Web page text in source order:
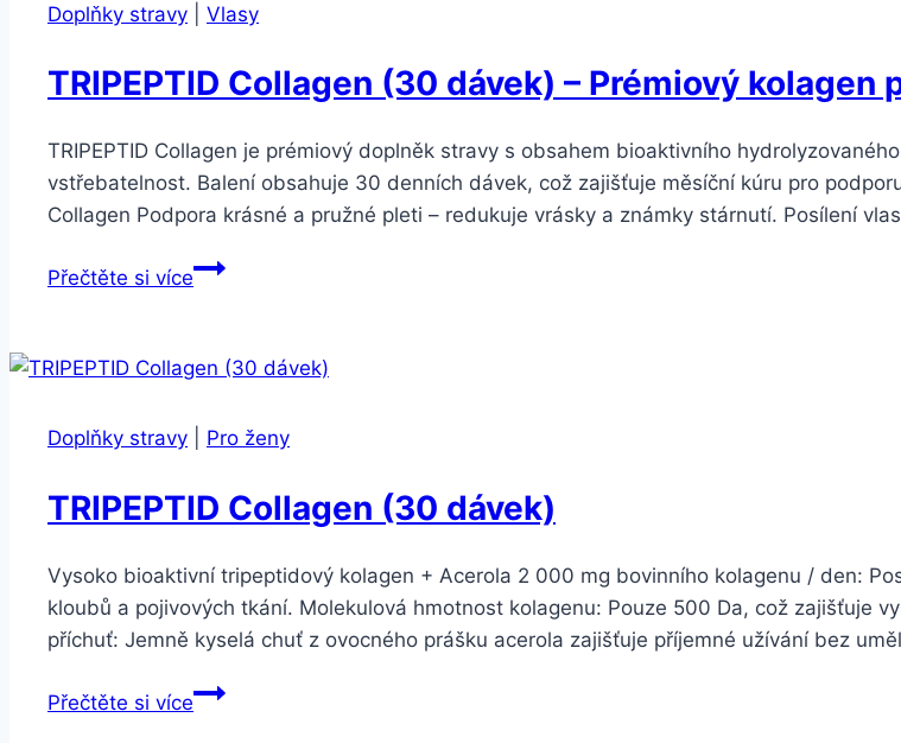
Doplňky stravy Vlasy
TRIPEPTID Collagen (30 dávek) – Prémiový
TRIPEPTID Collagen je prémiový doplněk stravy s obsahem bioaktivního
vstřebatelnost. Balení obsahuje 30 denních dávek, což zajišťuje měsíční kúru pro
Collagen Podpora krásné a pružné pleti – redukuje vrásky a známky stárnutí. Posílení
Přečtěte si víceTRIPEPTID
dávek)
Prémiový
pro
krásnou
vlasy
a
klouby
Doplňky stravy Pro ženy
TRIPEPTID Collagen (30 dávek)
Vysoko bioaktivní tripeptidový kolagen + Acerola 2 000 mg bovinního kolagenu / den:
kloubů a pojivových tkání. Molekulová hmotnost kolagenu: Pouze 500 Da, což zajišťuje
příchuť: Jemně kyselá chuť z ovocného prášku acerola zajišťuje příjemné užívání bez
Přečtěte si víceTRIPEPTID